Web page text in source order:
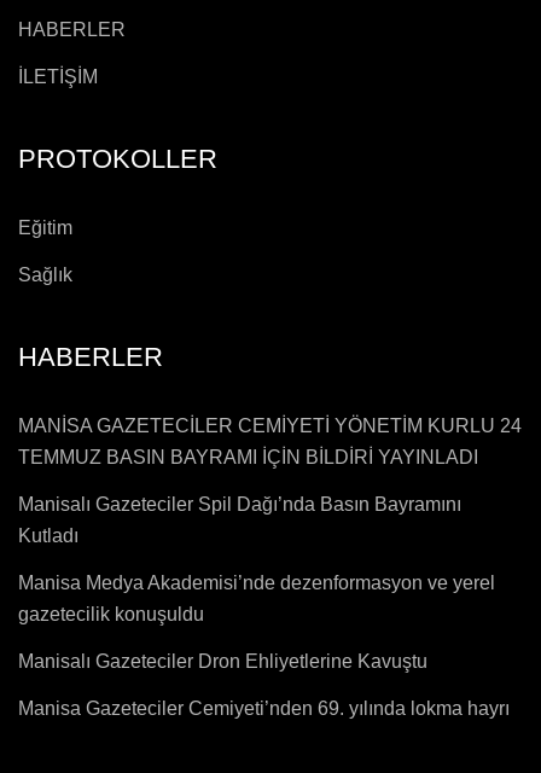
HABERLER
İLETİŞİM
PROTOKOLLER
Eğitim
Sağlık
HABERLER
MANİSA GAZETECİLER CEMİYETİ YÖNETİM KURLU 24
TEMMUZ BASIN BAYRAMI İÇİN BİLDİRİ YAYINLADI
Manisalı Gazeteciler Spil Dağı’nda Basın Bayramını
Kutladı
Manisa Medya Akademisi’nde dezenformasyon ve yerel
gazetecilik konuşuldu
Manisalı Gazeteciler Dron Ehliyetlerine Kavuştu
Manisa Gazeteciler Cemiyeti’nden 69. yılında lokma hayrı